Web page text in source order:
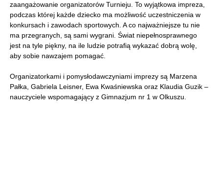
zaangażowanie organizatorów Turnieju. To wyjątkowa impreza,
podczas której każde dziecko ma możliwość uczestniczenia w
konkursach i zawodach sportowych. A co najważniejsze tu nie
ma przegranych, są sami wygrani. Świat niepełnosprawnego
jest na tyle piękny, na ile ludzie potrafią wykazać dobrą wolę,
aby sobie nawzajem pomagać.
Organizatorkami i pomysłodawczyniami imprezy są Marzena
Pałka, Gabriela Leisner, Ewa Kwaśniewska oraz Klaudia Guzik –
nauczyciele wspomagający z Gimnazjum nr 1 w Olkuszu.